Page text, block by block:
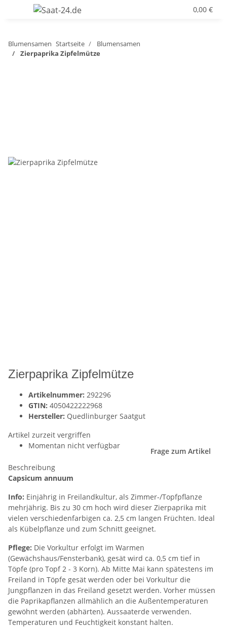
0,00 €
Blumensamen Startseite
Blumensamen
Zierpaprika Zipfelmütze
Zierpaprika Zipfelmütze
Artikelnummer: 292296
GTIN: 4050422222968
Hersteller: Quedlinburger Saatgut
Artikel zurzeit vergriffen
Momentan nicht verfügbar
Frage zum Artikel
Beschreibung
Capsicum annuum
Info: Einjährig in Freilandkultur, als Zimmer-/Topfpflanze
mehrjährig. Bis zu 30 cm hoch wird dieser Zierpaprika mit
vielen verschiedenfarbigen ca. 2,5 cm langen Früchten. Ideal
als Kübelpflanze und zum Schnitt geeignet.
Pflege: Die Vorkultur erfolgt im Warmen
(Gewächshaus/Fensterbank), gesät wird ca. 0,5 cm tief in
Töpfe (pro Topf 2 - 3 Korn). Ab Mitte Mai kann spätestens im
Freiland in Töpfe gesät werden oder bei Vorkultur die
Jungpflanzen in das Freiland gesetzt werden. Vorher müssen
die Paprikapflanzen allmählich an die Außentemperaturen
gewöhnt werden (abhärten). Aussaaterde verwenden.
Temperaturen und Feuchtigkeit konstant halten.